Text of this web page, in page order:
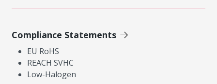
Compliance Statements
EU RoHS
REACH SVHC
Low-Halogen